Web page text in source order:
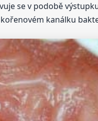
se v podobě
kanálku